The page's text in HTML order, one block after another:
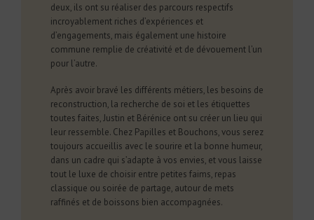
deux, ils ont su réaliser des parcours respectifs
incroyablement riches d’expériences et
d’engagements, mais également une histoire
commune remplie de créativité et de dévouement l’un
pour l’autre.
Après avoir bravé les différents métiers, les besoins de
reconstruction, la recherche de soi et les étiquettes
toutes faites, Justin et Bérénice ont su créer un lieu qui
leur ressemble. Chez Papilles et Bouchons, vous serez
toujours accueillis avec le sourire et la bonne humeur,
dans un cadre qui s’adapte à vos envies, et vous laisse
tout le luxe de choisir entre petites faims, repas
classique ou soirée de partage, autour de mets
raffinés et de boissons bien accompagnées.